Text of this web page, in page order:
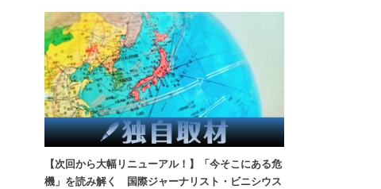
【次回から大幅リニューアル！】「今そこにある危
機」を読み解く 国際ジャーナリスト・ビニシウス